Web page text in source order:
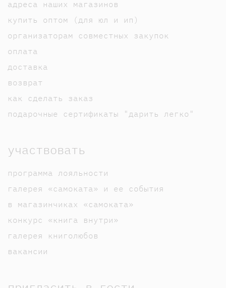
адреса наших магазинов
купить оптом (для юл и ип)
организаторам совместных закупок
оплата
доставка
возврат
как сделать заказ
подарочные сертификаты "дарить легко"
участвовать
программа лояльности
галерея «самоката» и ее события
в магазинчиках «самоката»
конкурс «книга внутри»
галерея книголюбов
вакансии